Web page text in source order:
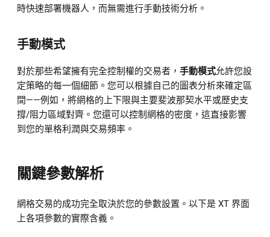
時快速部署機器人，而無需進行手動技術分析。
手動模式
對於那些希望擁有完全控制權的交易者， 手動模式允許您設
定策略的每一個細節。您可以根據自己的圖表分析來確定區
間——例如，將網格的上下限與主要斐波那契水平或歷史支
撐/阻力區域對齊。您還可以控制網格的密度，這直接影響
到您的單格利潤與交易頻率。
關鍵參數解析
網格交易的成功完全取決於您的參數設置。以下是 XT 界面
上各項參數的實際含義。